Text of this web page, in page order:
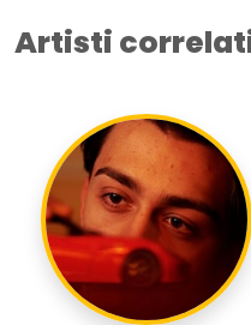
Artisti